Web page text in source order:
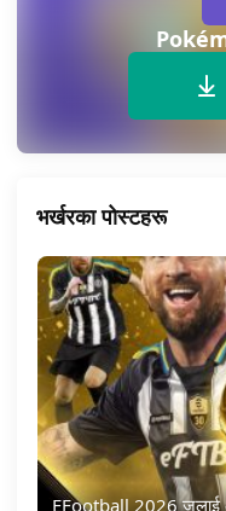
भर्खरका पोस्टहरू